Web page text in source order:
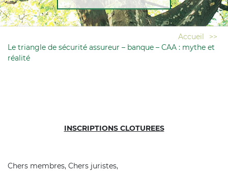
Accueil
>>
Le triangle de sécurité assureur – banque – CAA : mythe et
réalité
INSCRIPTIONS CLOTUREES
Chers membres, Chers juristes,